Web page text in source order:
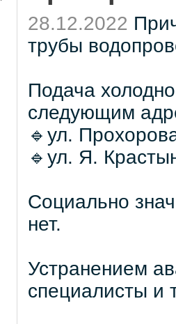
28.12.2022
трубы
Подача
следующим
🔹ул.
🔹ул. Я.
Социально
нет.
Устранением
специалисты и